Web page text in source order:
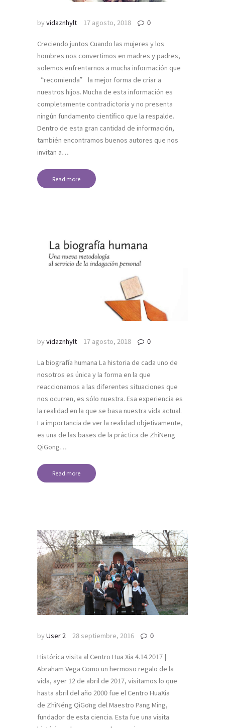
byvidaznhylt 17 agosto, 2018 0
Creciendo juntos Cuando las mujeres y los
hombres nos convertimos en madres y padres,
solemos enfrentarnos a mucha información que
“recomienda” la mejor forma de criar a
nuestros hijos. Mucha de esta información es
completamente contradictoria y no presenta
ningún fundamento científico que la respalde.
Dentro de esta gran cantidad de información,
también encontramos buenos autores que nos
invitan a…
Read more
byvidaznhylt 17 agosto, 2018 0
La biografía humana La historia de cada uno de
nosotros es única y la forma en la que
reaccionamos a las diferentes situaciones que
nos ocurren, es sólo nuestra. Esa experiencia es
la realidad en la que se basa nuestra vida actual.
La importancia de ver la realidad objetivamente,
es una de las bases de la práctica de ZhiNeng
QiGong…
Read more
byUser 2 28 septiembre, 2016 0
Histórica visita al Centro Hua Xia 4.14.2017 |
Abraham Vega Como un hermoso regalo de la
vida, ayer 12 de abril de 2017, visitamos lo que
hasta abril del año 2000 fue el Centro HuaXia
de ZhìNéng QìGōng del Maestro Pang Ming,
fundador de esta ciencia. Esta fue una visita